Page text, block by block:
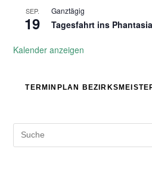
SEP.
19
Ganztägig
Tagesfahrt ins
Kalender anzeigen
TERMINPLAN